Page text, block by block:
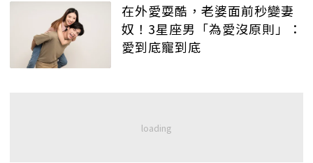
在外愛耍酷，老婆面前秒變妻
奴！3星座男「為愛沒原則」：
愛到底寵到底